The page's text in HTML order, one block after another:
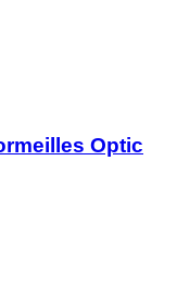
Optic